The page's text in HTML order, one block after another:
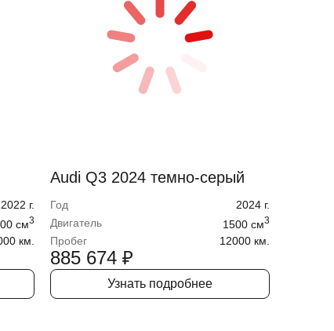
2022 г.
cм3
км.
Audi Q3 2024 темно-серый
Год 2024 г.
Двигатель
1500 cм3
Пробег 12000 км.
885 674 ₽
Узнать подробнее